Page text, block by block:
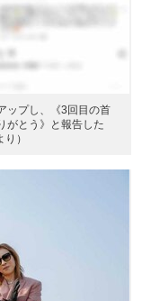
ップし、《3回目の首
がとう》と報告した
）